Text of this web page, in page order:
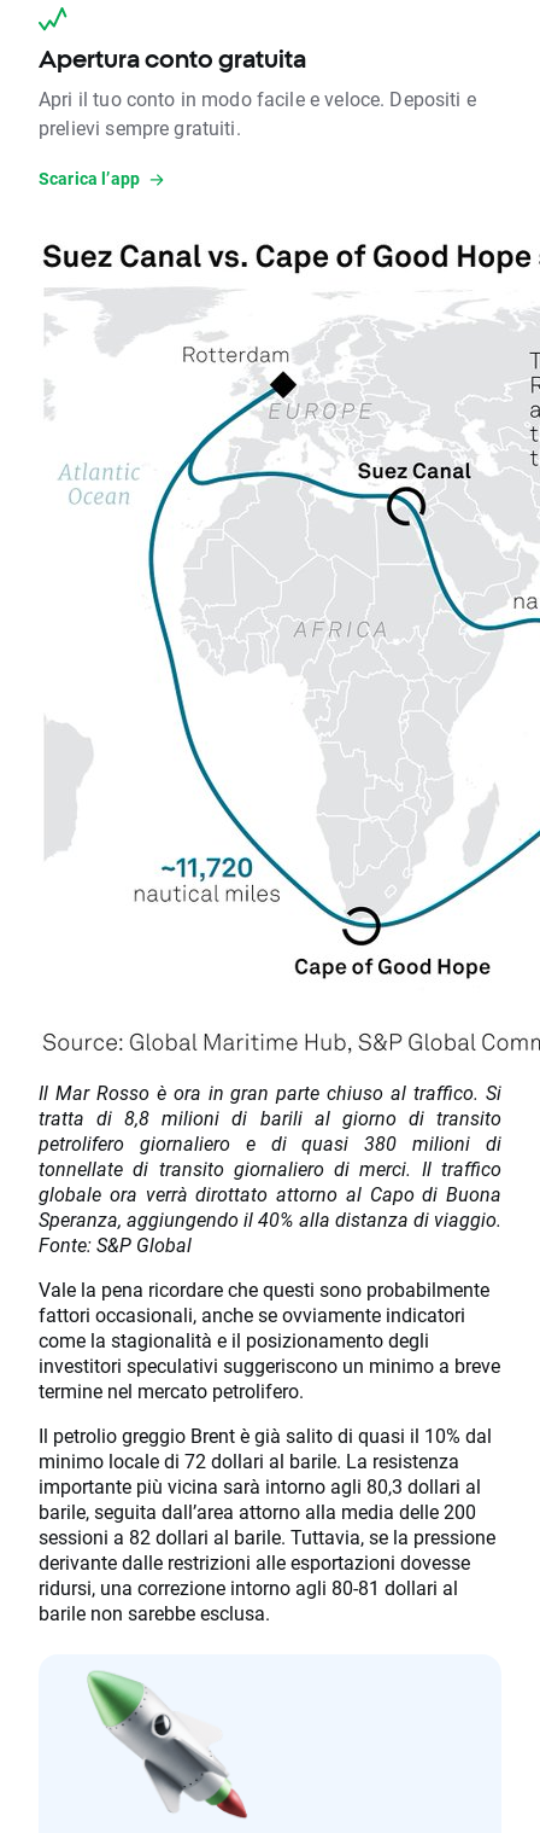
Apertura conto gratuita
Apri il tuo conto in modo facile e veloce. Depositi e
prelievi sempre gratuiti.
Scarica l’app
Il Mar Rosso è ora in gran parte chiuso al traffico. Si
tratta di 8,8 milioni di barili al giorno di transito
petrolifero giornaliero e di quasi 380 milioni di
tonnellate di transito giornaliero di merci. Il traffico
globale ora verrà dirottato attorno al Capo di Buona
Speranza, aggiungendo il 40% alla distanza di viaggio.
Fonte: S&P Global
Vale la pena ricordare che questi sono probabilmente
fattori occasionali, anche se ovviamente indicatori
come la stagionalità e il posizionamento degli
investitori speculativi suggeriscono un minimo a breve
termine nel mercato petrolifero.
Il petrolio greggio Brent è già salito di quasi il 10% dal
minimo locale di 72 dollari al barile. La resistenza
importante più vicina sarà intorno agli 80,3 dollari al
barile, seguita dall’area attorno alla media delle 200
sessioni a 82 dollari al barile. Tuttavia, se la pressione
derivante dalle restrizioni alle esportazioni dovesse
ridursi, una correzione intorno agli 80-81 dollari al
barile non sarebbe esclusa.